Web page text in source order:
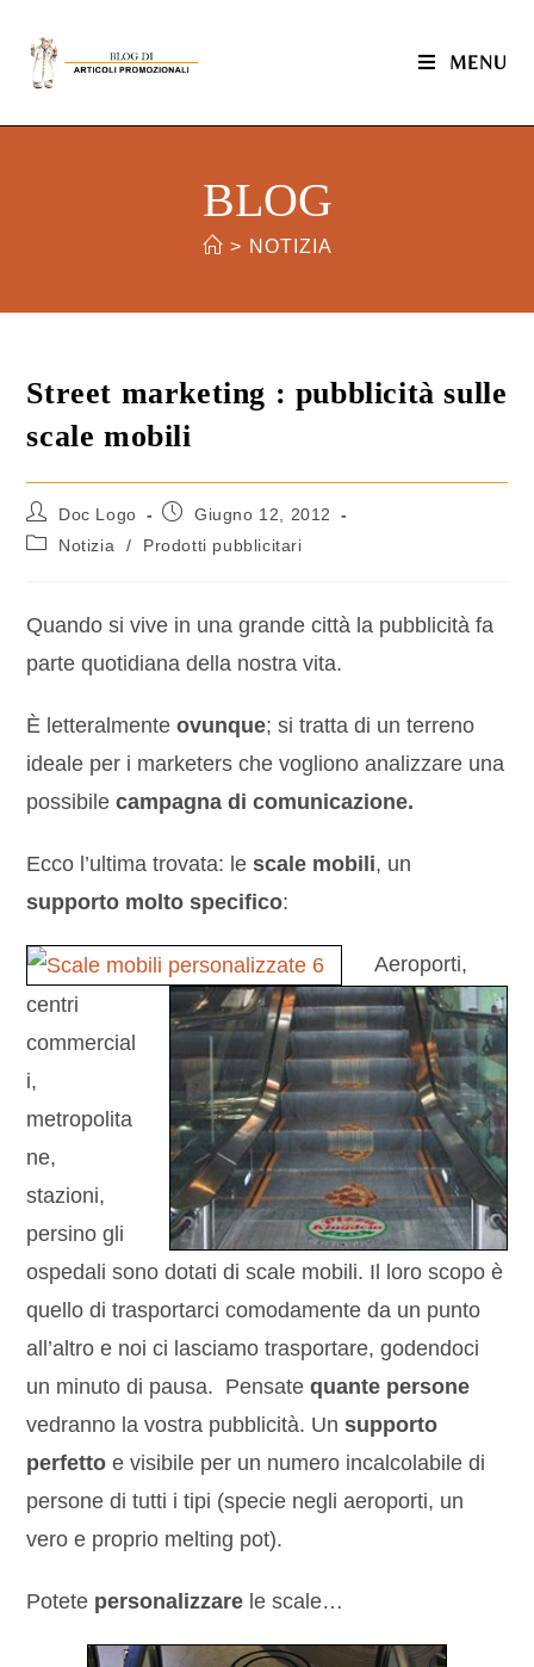
MENU
BLOG
> NOTIZIA
Street marketing : pubblicità sulle
scale mobili
Doc Logo
Giugno 12, 2012
Notizia
/ Prodotti pubblicitari
Quando si vive in una grande città la pubblicità fa
parte quotidiana della nostra vita.
È letteralmente ovunque; si tratta di un terreno
ideale per i marketers che vogliono analizzare una
possibilecampagna di comunicazione.
Ecco l’ultima trovata: lescale mobili, un
supporto molto specifico:
Aeroporti,
centri
commercial
i,
metropolita
ne,
stazioni,
persino gli
ospedali sono dotati di scale mobili. Il loro scopo è
quello di trasportarci comodamente da un punto
all’altro e noi ci lasciamo trasportare, godendoci
un minuto di pausa. Pensatequante persone
vedranno la vostra pubblicità. Unsupporto
perfetto e visibile per un numero incalcolabile di
persone di tutti i tipi (specie negli aeroporti, un
vero e proprio melting pot).
Potete personalizzare le scale…